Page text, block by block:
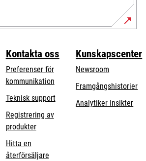
Kontakta oss
Preferenser för
kommunikation
Teknisk supportopens
Registrering av
produkter
Hitta en
återförsäljare
Kunskapscenter
Newsroom
Framgångshistorier
Analytiker Insikter